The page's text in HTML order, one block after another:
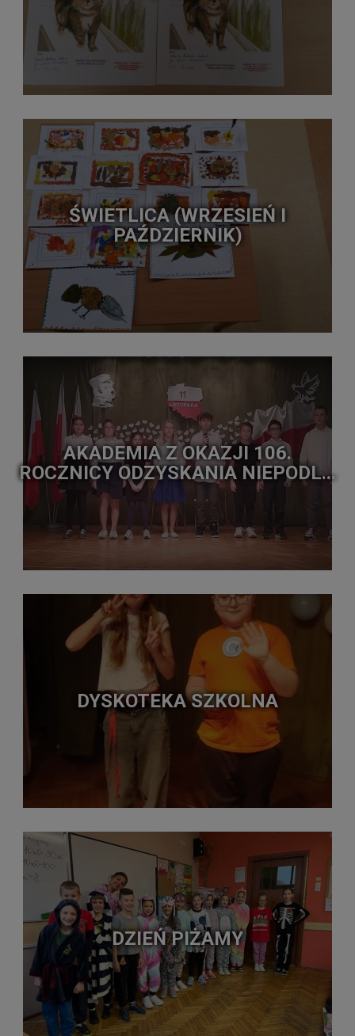
ŚWIETLICA (WRZESIEŃ I
PAŹDZIERNIK)
AKADEMIA Z OKAZJI 106.
ROCZNICY ODZYSKANIA NIEPODL...
DYSKOTEKA SZKOLNA
DZIEŃ PIŻAMY